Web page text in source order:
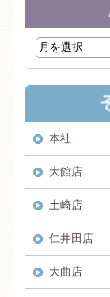
本社
大館店
土崎店
仁井田店
大曲店